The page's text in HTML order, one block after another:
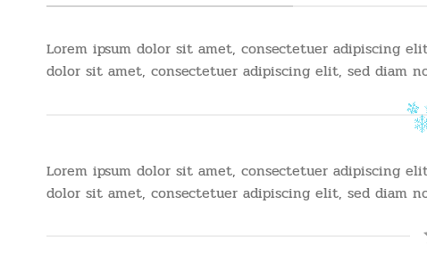
Lorem ipsum dolor sit amet, consectetuer adipiscing
dolor sit amet, consectetuer adipiscing elit, sed diam
Lorem ipsum dolor sit amet, consectetuer adipiscing
dolor sit amet, consectetuer adipiscing elit, sed diam